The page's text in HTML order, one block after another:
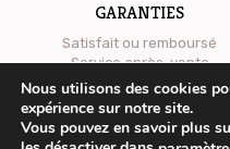
GARANTIES
Satisfait ou remboursé
Service après-vente
Nous utilisons des cookies
expérience sur notre site.
Vous pouvez en savoir plus